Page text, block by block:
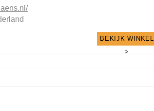
BEKIJK WINKEL
>